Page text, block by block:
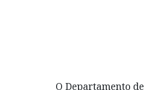
O Departamento